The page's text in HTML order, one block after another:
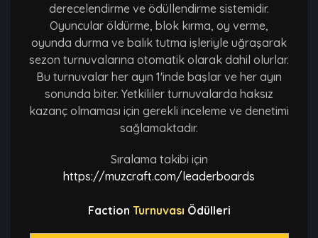
derecelendirme ve ödüllendirme sistemidir.
Oyuncular öldürme, blok kırma, oy verme,
oyunda durma ve balık tutma işleriyle uğraşarak
sezon turnuvalarına otomatik olarak dahil olurlar.
Bu turnuvalar her ayın 1'inde başlar ve her ayın
sonunda biter. Yetkililer turnuvalarda haksız
kazanç olmaması için gerekli inceleme ve denetimi
sağlamaktadır.
Sıralama takibi için
https://muzcraft.com/leaderboards
Faction Turnuvası Ödülleri